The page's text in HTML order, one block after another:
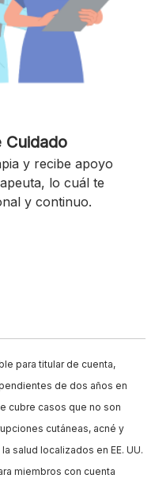
Cuidado
y recibe apoyo
lo cuál te
y continuo.
para titular de cuenta,
de dos años en
cubre casos que no son
cutáneas, acné y
salud localizados en EE. UU.
miembros con cuenta